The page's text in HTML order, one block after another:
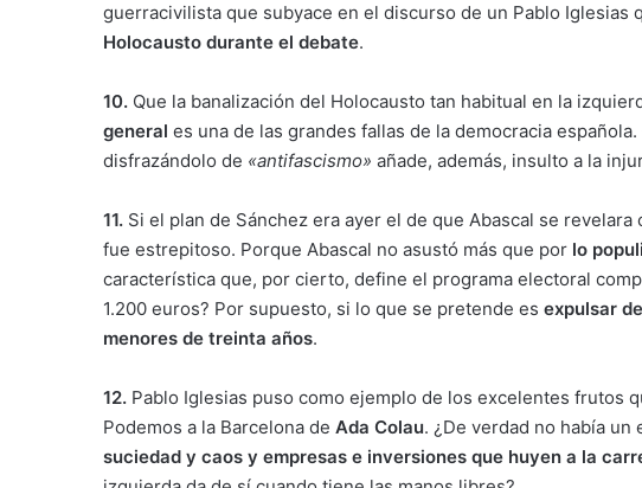
guerracivilista que subyace en el discurso de un Pablo Iglesias
Holocausto durante el debate.
10. Que la banalización del Holocausto tan habitual en la
general es una de las grandes fallas de la democracia
disfrazándolo de «antifascismo» añade, además, insulto a la
11. Si el plan de Sánchez era ayer el de que Abascal se
fue estrepitoso. Porque Abascal no asustó más que por lo
característica que, por cierto, define el programa electoral
1.200 euros? Por supuesto, si lo que se pretende es expulsar
menores de treinta años.
12. Pablo Iglesias puso como ejemplo de los excelentes frutos
Podemos a la Barcelona de Ada Colau. ¿De verdad no había un
suciedad y caos y empresas e inversiones que huyen a la